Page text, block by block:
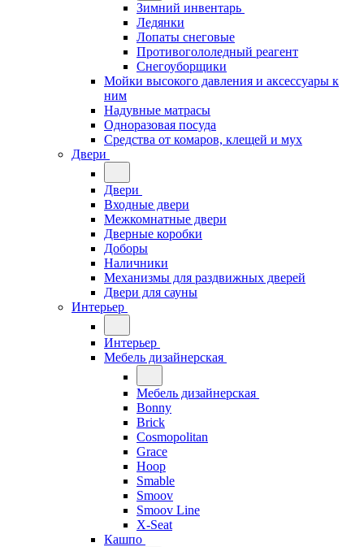
Зимний инвентарь
Ледянки
Лопаты снеговые
Противогололедный реагент
Снегоуборщики
Мойки высокого давления и аксессуары к
ним
Надувные матрасы
Одноразовая посуда
Средства от комаров, клещей и мух
Двери
Двери
Входные двери
Межкомнатные двери
Дверные коробки
Доборы
Наличники
Механизмы для раздвижных дверей
Двери для сауны
Интерьер
Интерьер
Мебель дизайнерская
Мебель дизайнерская
Bonny
Brick
Cosmopolitan
Grace
Hoop
Smable
Smoov
Smoov Line
X-Seat
Кашпо